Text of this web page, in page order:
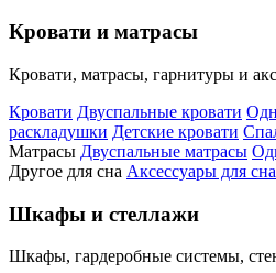
Кровати и матрасы
Кровати, матрасы, гарнитуры и
Кровати Двуспальные кровати
раскладушки Детские кровати
Матрасы Двуспальные матрасы
Другое для сна Аксессуары для сна
Шкафы и стеллажи
Шкафы, гардеробные системы,